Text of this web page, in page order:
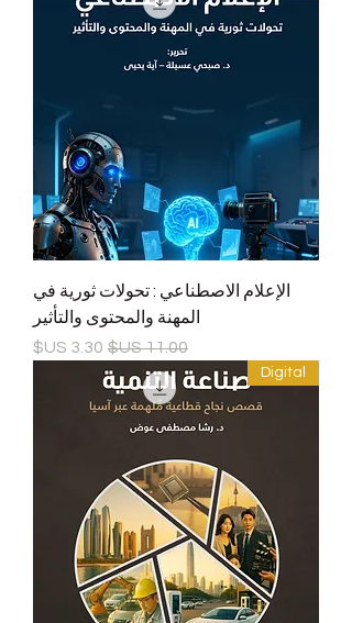
الإعلام الاصطناعي : تحولات ثورية في
المهنة والمحتوى والتأثير
سعر عادي
سعر البيع
Digital